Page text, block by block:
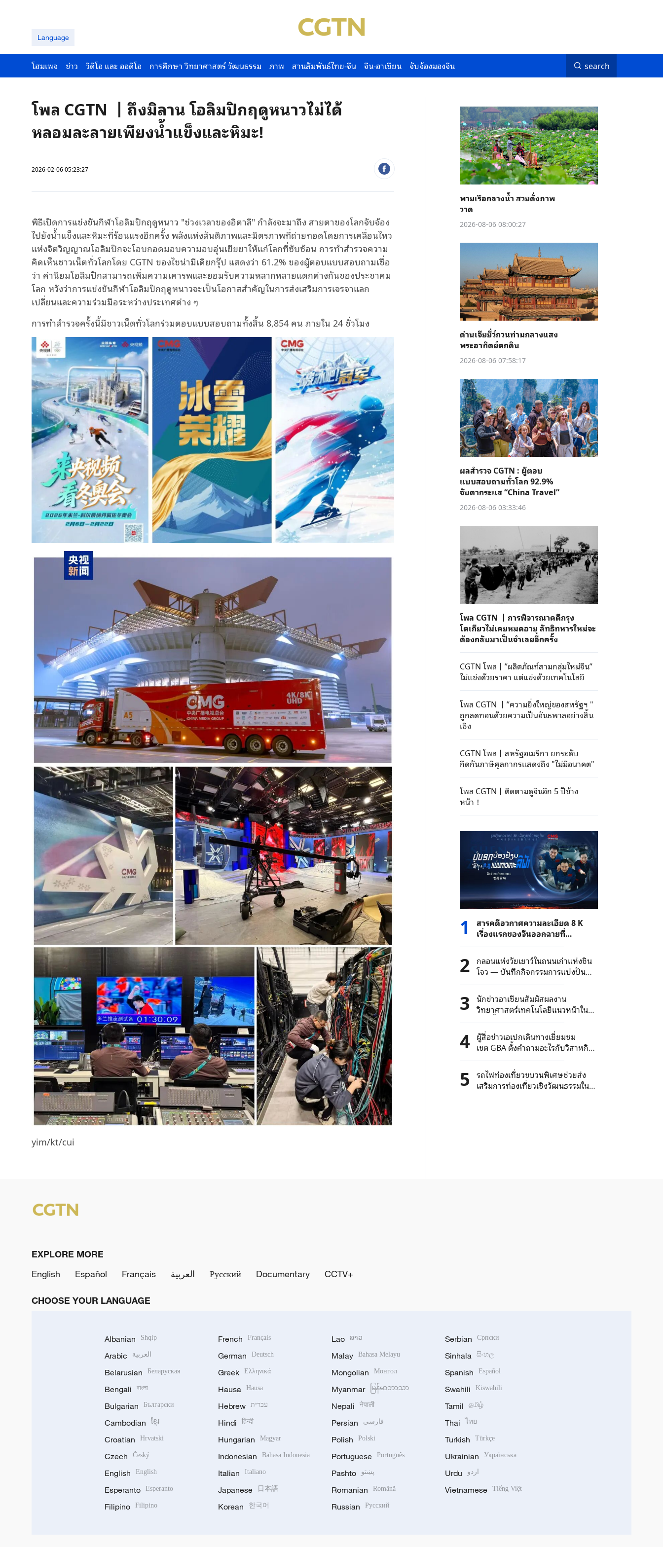
Language
โฮมเพจ ข่าว วีดีโอ และ ออดีโอ การศึกษา วิทยาศาสตร์ วัฒนธรรม ภาพ สานสัมพันธ์ไทย-จีน จีน-อาเซียน จับจ้องมองจีน search
โพล CGTN 丨ถึงมิลาน โอลิมปิกฤดูหนาวไม่ได้
หลอมละลายเพียงน้ำแข็งและหิมะ!
2026-02-06 05:23:27
พิธีเปิดการแข่งขันกีฬาโอลิมปิกฤดูหนาว "ช่วงเวลาของอิตาลี" กำลังจะมาถึง สายตาของโลกจับจ้อง
ไปยังน้ำแข็งและหิมะที่ร้อนแรงอีกครั้ง พลังแห่งสันติภาพและมิตรภาพที่ถ่ายทอดโดยการเคลื่อนไหว
แห่งจิตวิญญาณโอลิมปิกจะโอบกอดมอบความอบอุ่นเยียยาให้แก่โลกที่ซับซ้อน การทำสํารวจความ
คิดเห็นชาวเน็ตทั่วโลกโดย CGTN ของไชน่ามีเดียกรุ๊ป แสดงว่า 61.2% ของผู้ตอบแบบสอบถามเชื่อ
ว่า ค่านิยมโอลิมปิกสามารถเพิ่มความเคารพและยอมรับความหลากหลายแตกต่างกันของประชาคม
โลก หวังว่าการแข่งขันกีฬาโอลิมปิกฤดูหนาวจะเป็นโอกาสสําคัญในการส่งเสริมการเจรจาแลก
เปลี่ยนและความร่วมมือระหว่างประเทศต่าง ๆ
การทำสำรวจครั้งนี้มีชาวเน็ตทั่วโลกร่วมตอบแบบสอบถามทั้งสิ้น 8,854 คน ภายใน 24 ชั่วโมง
yim/kt/cui
พายเรือกลางน้ำ สวยดั่งภาพ
วาด
2026-08-06 08:00:27
ด่านเจียยี่ว์กวนท่ามกลางแสง
พระอาทิตย์ตกดิน
2026-08-06 07:58:17
ผลสำรวจ CGTN : ผู้ตอบ
แบบสอบถามทั่วโลก 92.9%
จับตากระแส “China Travel”
2026-08-06 03:33:46
โพล CGTN 丨การพิจารณาคดีกรุง
โตเกียวไม่เคยหมดอายุ ลัทธิทหารใหม่จะ
ต้องกลับมาเป็นจําเลยอีกครั้ง
CGTN โพล丨”ผลิตภัณฑ์สามกลุ่มใหม่จีน”
ไม่แข่งด้วยราคา แต่แข่งด้วยเทคโนโลยี
โพล CGTN 丨”ความยิ่งใหญ่ของสหรัฐฯ "
ถูกลดทอนด้วยความเป็นอันธพาลอย่างสิ้น
เชิง
CGTN โพล丨สหรัฐอเมริกา ยกระดับ
กีดกันภาษีศุลกากรแสดงถึง "ไม่มีอนาคต"
โพล CGTN丨ติดตามดูจีนอีก 5 ปีข้าง
หน้า！
1
สารคดีอวกาศความละเอียด 8 K
เรื่องแรกของจีนออกฉายที่
สปป.ลาว
2 กลอนแห่งวัยเยาว์ในถนนเก่าแห่งชิน
โจว — บันทึกกิจกรรมการแบ่งปัน
วรรณกรรม “การเดินทางในจีนของนัก
เขียนเยาวชนอาเซียน ครั้งที่ 2”
3 นักข่าวอาเซียนสัมผัสผลงาน
วิทยาศาสตร์เทคโนโลยีแนวหน้าใน
เซินเจิ้น
4 ผู้สื่อข่าวเอเปกเดินทางเยี่ยมชม
เขต GBA ตั้งคำถามอะไรกับวิสาหกิจ
จีน
5 รถไฟท่องเที่ยวขบวนพิเศษช่วยส่ง
เสริมการท่องเที่ยวเชิงวัฒนธรรมใน
EXPLORE MORE
English
Español Français العربية Русский Documentary CCTV+
CHOOSE YOUR LANGUAGE
Albanian Shqip
Arabic العربية
Belarusian Беларуская
Bengali বাংলা
Bulgarian Български
Cambodian ខ្មែរ
Croatian Hrvatski
Czech Český
English English
Esperanto Esperanto
Filipino Filipino
French Français
German Deutsch
Greek Ελληνικά
Hausa Hausa
Hebrew עברית
Hindi हिन्दी
Hungarian Magyar
Indonesian Bahasa Indonesia
Italian Italiano
Japanese 日本語
Korean 한국어
Lao ລາວ
Malay Bahasa Melayu
Mongolian Монгол
Myanmar မြန်မာဘာသာ
Nepali नेपाली
Persian فارسی
Polish Polski
Portuguese Português
Pashto پښتو
Romanian Română
Russian Русский
Serbian Српски
Sinhala සිංහල
Spanish Español
Swahili Kiswahili
Tamil தமிழ்
Thai ไทย
Turkish Türkçe
Ukrainian Українська
Urdu اردو
Vietnamese Tiếng Việt